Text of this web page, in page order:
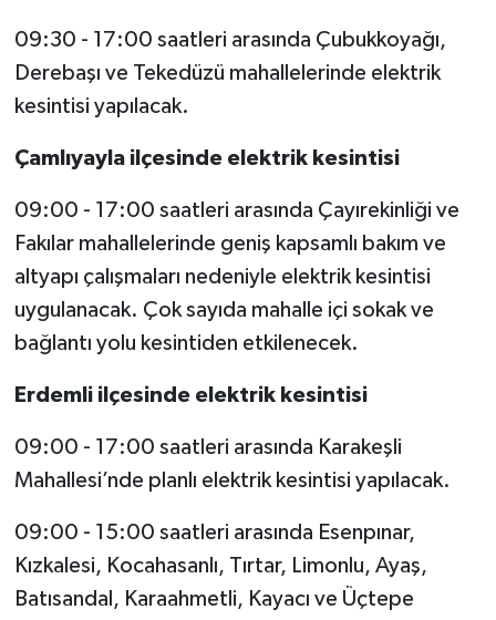
09:30 - 17:00 saatleri arasında Çubukkoyağı,
Derebaşı ve Tekedüzü mahallelerinde elektrik
kesintisi yapılacak.
Çamlıyayla ilçesinde elektrik kesintisi
09:00 - 17:00 saatleri arasında Çayırekinliği ve
Fakılar mahallelerinde geniş kapsamlı bakım ve
altyapı çalışmaları nedeniyle elektrik kesintisi
uygulanacak. Çok sayıda mahalle içi sokak ve
bağlantı yolu kesintiden etkilenecek.
Erdemli ilçesinde elektrik kesintisi
09:00 - 17:00 saatleri arasında Karakeşli
Mahallesi’nde planlı elektrik kesintisi yapılacak.
09:00 - 15:00 saatleri arasında Esenpınar,
Kızkalesi, Kocahasanlı, Tırtar, Limonlu, Ayaş,
Batısandal, Karaahmetli, Kayacı ve Üçtepe